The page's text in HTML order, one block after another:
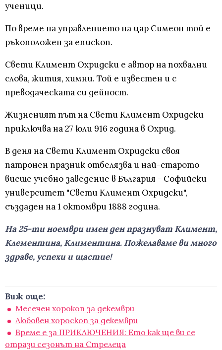
ученици.
По време на управлението на цар Симеон той е
ръкоположен за епископ.
Свети Климент Охридски е автор на похвални
слова, жития, химни. Той е известен и с
преводаческата си дейност.
Жизненият път на Свети Климент Охридски
приключва на 27 юли 916 година в Охрид.
В деня на Свети Климент Охридски своя
патронен празник отбелязва и най-старото
висше учебно заведение в България - Софийски
университет "Свети Климент Охридски",
създаден на 1 октомври 1888 година.
На 25-ти ноември имен ден празнуват Климент,
Клементина, Климентина. Пожелаваме ви много
здраве, успехи и щастие!
Виж още:
Месечен хорокоп за декември
Любовен хороскоп за декември
Време е за ПРИКЛЮЧЕНИЯ: Ето как ще ви се
отрази сезонът на Стрелеца